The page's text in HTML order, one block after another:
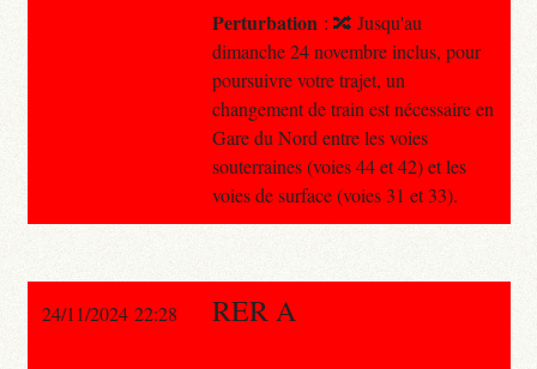
Perturbation : 🔀 Jusqu'au
dimanche 24 novembre inclus, pour
poursuivre votre trajet, un
changement de train est nécessaire en
Gare du Nord entre les voies
souterraines (voies 44 et 42) et les
voies de surface (voies 31 et 33).
24/11/2024 22:28 RER A